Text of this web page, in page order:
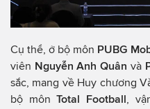
Cụ thể, ở bộ môn PUBG
viên Nguyễn Anh Quân và
sắc, mang về Huy chương
bộ mônTotal Football ,